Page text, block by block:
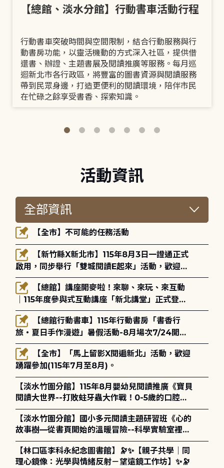
【總館、淡水分館】行動書車活動行程
行動書車突破時間與空間限制，結合行動服務與行
動書房功能，以靈活機動的方式深入社區，提供借
還書、辦證、主題書展及閱讀推廣等服務。每月巡
迴新北市各行政區，將豐富的圖書資源與閱讀服務
帶到民眾身邊，打造更便利的閱讀環境，陪伴市民
在忙碌之餘享受書香、探索知識。
活動資訊
【全市】不可能的任務活動
啟用，同步舉行「雙城閱讀E起來」活動，歡迎踴
躍參加(115年8月3日至10月4日)。
｜115年度參與式互動講座「新北講堂」正式登
場！
旅・夏日手作漫遊」暑假活動-8月場次7/24開始
報名
踴躍參加(115年7月至8月)。
【淡水竹圍分館】115年8月嬰幼兒閱讀推廣《寶貝
閱讀大世界--打敗蛀牙蟲大作戰！0-5歲的口腔照
護全攻略》
【淡水竹圍分館】國小多元閱讀主題研習班《心的
故事樹—從書頁開始的溫暖冒險--科學實驗室裡的
放電章魚》
【林口區李科永紀念圖書館】🔭✨【親子共學｜同
理心鏡像：光學與情緒反射－望遠鏡工作坊】✨🔭